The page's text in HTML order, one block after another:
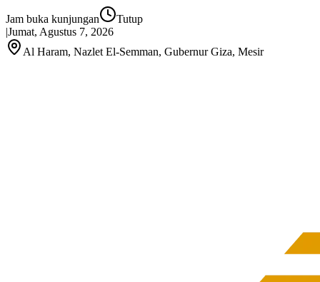
Jam buka kunjungan
Tutup
|Jumat, Agustus 7, 2026
Al Haram, Nazlet El‑Semman, Gubernur Giza, Mesir